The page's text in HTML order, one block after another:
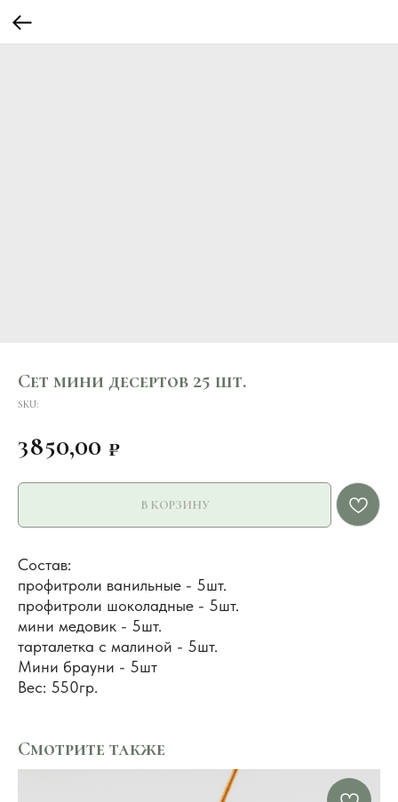
Сет мини десертов 25 шт.
SKU:
3850,00 ₽
В КОРЗИНУ
Состав:
профитроли ванильные - 5шт.
профитроли шоколадные - 5шт.
мини медовик - 5шт.
тарталетка с малиной - 5шт.
Мини брауни - 5шт
Вес: 550гр.
Смотрите также